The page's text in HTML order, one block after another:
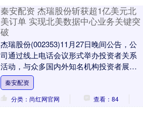
秦安配资 杰瑞股份斩获超1亿美元北
美订单 实现北美数据中心业务关键突
破
杰瑞股份(002353)11月27日晚间公告，公
司通过线上电话会议形式举办投资者关系
活动，与众多国内外知名机构投资者展开
交流。活动中，公司正式披露已签署北美
数据....
秦安配资
分类：尚红网官网
查看：84